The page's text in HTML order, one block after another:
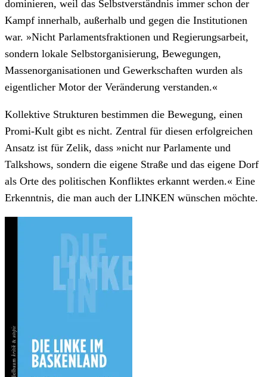
dominieren, weil das Selbstverständnis immer schon der
Kampf innerhalb, außerhalb und gegen die Institutionen
war. »Nicht Parlamentsfraktionen und Regierungsarbeit,
sondern lokale Selbstorganisierung, Bewegungen,
Massenorganisationen und Gewerkschaften wurden als
eigentlicher Motor der Veränderung verstanden.«
Kollektive Strukturen bestimmen die Bewegung, einen
Promi-Kult gibt es nicht. Zentral für diesen erfolgreichen
Ansatz ist für Zelik, dass »nicht nur Parlamente und
Talkshows, sondern die eigene Straße und das eigene Dorf
als Orte des politischen Konfliktes erkannt werden.« Eine
Erkenntnis, die man auch der LINKEN wünschen möchte.